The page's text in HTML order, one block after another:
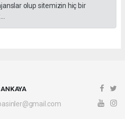
olup sitemizin hiç bir